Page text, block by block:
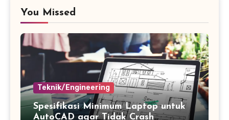
You Missed
Teknik/Engineering
Spesifikasi Minimum Laptop untuk
AutoCAD agar Tidak Crash